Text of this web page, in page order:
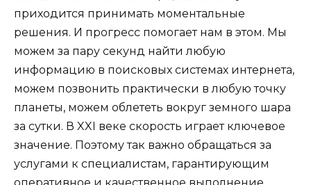
приходится принимать моментальные
решения. И прогресс помогает нам в этом. Мы
можем за пару секунд найти любую
информацию в поисковых системах интернета,
можем позвонить практически в любую точку
планеты, можем облететь вокруг земного шара
за сутки. В XXI веке скорость играет ключевое
значение. Поэтому так важно обращаться за
услугами к специалистам, гарантирующим